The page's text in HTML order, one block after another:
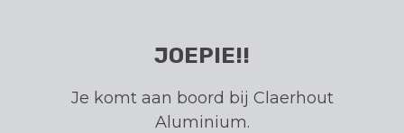
JOEPIE!!
Je komt aan boord bij Claerhout
Aluminium.